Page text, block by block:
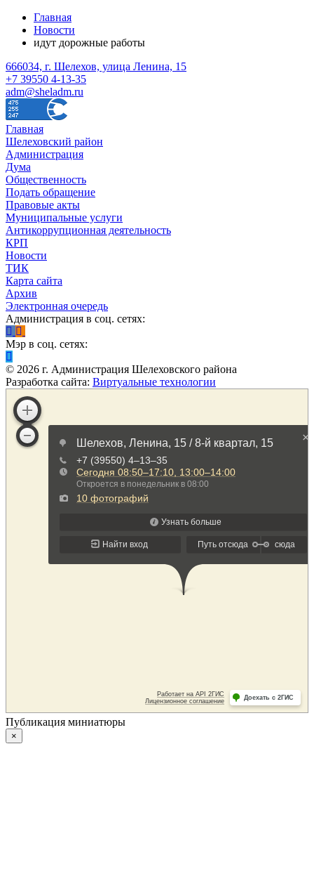
Главная
Новости
идут дорожные работы
666034, г. Шелехов, улица Ленина, 15
+7 39550 4-13-35
adm@sheladm.ru
Главная
Шелеховский район
Администрация
Дума
Общественность
Подать обращение
Правовые акты
Муниципальные услуги
Антикоррупционная деятельность
КРП
Новости
ТИК
Карта сайта
Архив
Электронная очередь
Администрация в соц. сетях:
Мэр в соц. сетях:
© 2026 г. Администрация Шелеховского района
Разработка сайта: Виртуальные технологии
Публикация миниатюры
×